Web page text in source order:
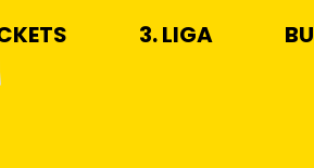
3. LIGA